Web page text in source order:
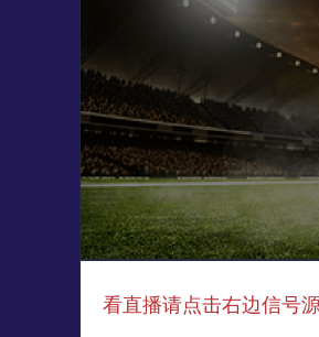
看直播请点击右边信号